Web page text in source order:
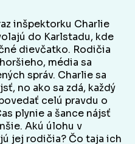
inšpektorku Charlie
do Karlstadu, kde
dievčatko. Rodičia
média sa
správ. Charlie sa
no ako sa zdá, každý
celú pravdu o
plynie a šance nájsť
Akú úlohu v
jej rodičia? Čo taja ich